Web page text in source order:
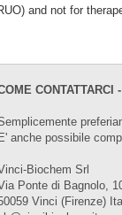
and not for
CONTATTARCI
E' anche possibile
Biochem Srl
Ponte di Bagnolo,
Vinci (Firenze)